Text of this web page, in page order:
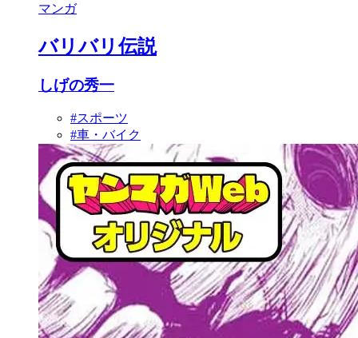
マンガ
バリバリ伝説
しげの秀一
#スポーツ
#車・バイク